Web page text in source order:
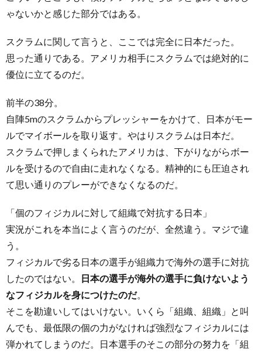
ゃないかと感じた部分ではある。
スクラムに関して言うと、ここでは完全に日本だった。
思った通りである。アメリカ相手にスクラムでは絶対的に
優位に立てるのだ。
前半の38分。
自陣5mのスクラムからプレッシャーをかけて、日本がモー
ルでマイボールを取り返す。やはりスクラムは日本だ。
スクラムで押しまくられたアメリカは、下がりながらボー
ルを受けるので自由に走れなくなる。精神的にも圧迫され
て思い通りのプレーができなくなるのだ。
「個のフィジカルに対して組織で対抗する日本」
実況がこれを本当によく言うのだが、全然違う。マジで違
う。
フィジカルで劣る日本の選手が組織力で海外の選手に対抗
したのではない。
日本の選手が海外の選手に負けないよう
なフィジカルを身につけたのだ。
そこを勘違いしてはいけない。いくら「組織、組織」と叫
んでも、最低限の個の力がなければ強烈なフィジカルには
弾かれてしまうのだ。日本選手のそこの部分の努力を「組